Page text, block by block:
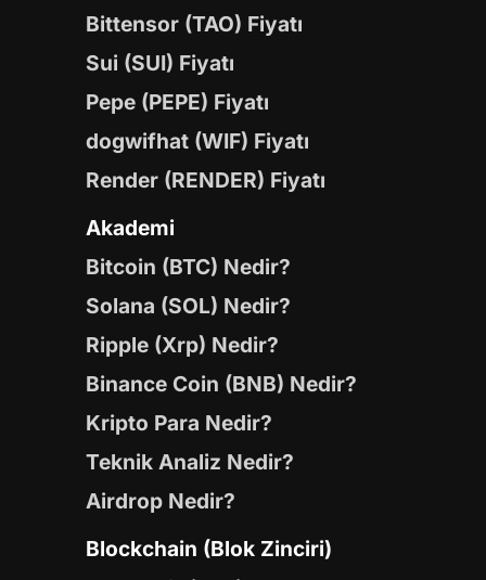
Bittensor (TAO) Fiyatı
Sui (SUI) Fiyatı
Pepe (PEPE) Fiyatı
dogwifhat (WIF) Fiyatı
Render (RENDER) Fiyatı
Akademi
Bitcoin (BTC) Nedir?
Solana (SOL) Nedir?
Ripple (Xrp) Nedir?
Binance Coin (BNB) Nedir?
Kripto Para Nedir?
Teknik Analiz Nedir?
Airdrop Nedir?
Blockchain (Blok Zinciri)